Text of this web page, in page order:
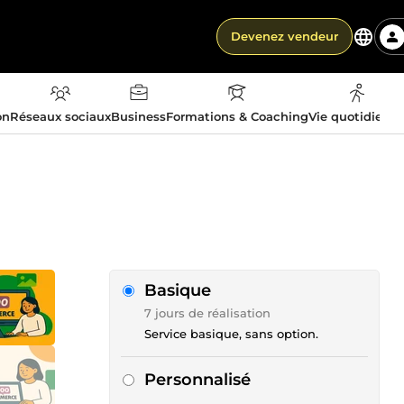
Devenez vendeur
Réseaux sociauxBusinessFormations & CoachingVie
Basique
7 jours de réalisation
Service basique, sans option.
Personnalisé